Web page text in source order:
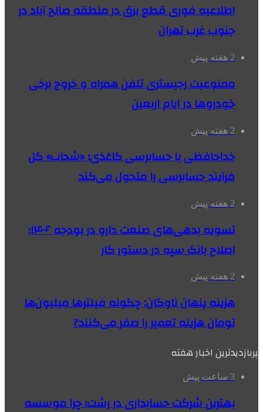
اطلاعیه فوری قطع برق در منطقه صالح آباد در
جنوب غرب تهران
2 هفته پیش
ممنوعیت رجیستری تلفن همراه و خروج برخی
خودروها در ایام اربعین
2 هفته پیش
خداحافظی با حسابرسی کاغذی؛ «شحاب» کل
فرآیند حسابرسی را متحول می‌کند
2 هفته پیش
تسویه بدهی‌های صنعت دارو در بودجه ۱۴۰۶؛
اصلاح بانک سپه در دستور کار
2 هفته پیش
هزینه پنهان ناوگان: چگونه فیلترها میلیون‌ها
تومان هزینه تعمیر را صفر می‌کنند?
پربازدیدترین اخبار هفته
3 ساعت پیش
بهترین شرکت حسابداری در رشت؛ چرا موسسه